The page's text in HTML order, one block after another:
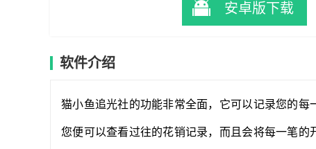
安卓版下载
软件介绍
猫小鱼追光社的功能非常全面，它可以记录您的
您便可以查看过往的花销记录，而且会将每一笔